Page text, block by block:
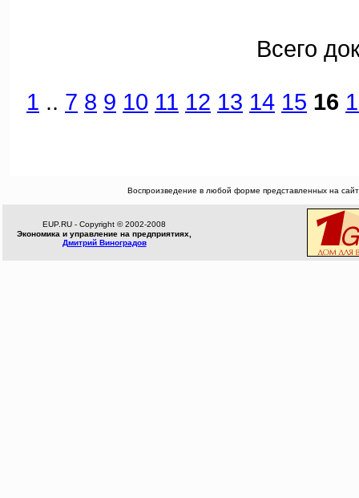
Всего
1 .. 7 8 9 10 11 12 13 14 15 16
Воспроизведение в любой форме представленных на
EUP.RU - Copyright © 2002-2008
Экономика и управление на предприятиях,
Дмитрий Виноградов